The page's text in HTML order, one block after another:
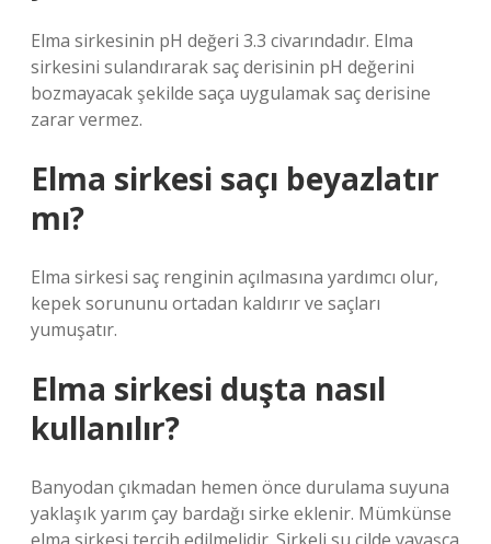
Elma sirkesinin pH değeri 3.3 civarındadır. Elma
sirkesini sulandırarak saç derisinin pH değerini
bozmayacak şekilde saça uygulamak saç derisine
zarar vermez.
Elma sirkesi saçı beyazlatır
mı?
Elma sirkesi saç renginin açılmasına yardımcı olur,
kepek sorununu ortadan kaldırır ve saçları
yumuşatır.
Elma sirkesi duşta nasıl
kullanılır?
Banyodan çıkmadan hemen önce durulama suyuna
yaklaşık yarım çay bardağı sirke eklenir. Mümkünse